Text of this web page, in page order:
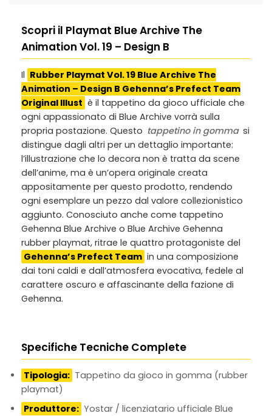
Scopri il Playmat Blue Archive The
Animation Vol. 19 – Design B
Il Rubber Playmat Vol. 19 Blue Archive The
Animation – Design B Gehenna’s Prefect Team
Original Illust è il tappetino da gioco ufficiale che
ogni appassionato di Blue Archive vorrà sulla
propria postazione. Questo tappetino in gomma si
distingue dagli altri per un dettaglio importante:
l’illustrazione che lo decora non è tratta da scene
dell’anime, ma è un’opera originale creata
appositamente per questo prodotto, rendendo
ogni esemplare un pezzo dal valore collezionistico
aggiunto. Conosciuto anche come tappetino
Gehenna Blue Archive o Blue Archive Gehenna
rubber playmat, ritrae le quattro protagoniste del
Gehenna’s Prefect Team in una composizione
dai toni caldi e dall’atmosfera evocativa, fedele al
carattere oscuro e affascinante della fazione di
Gehenna.
Specifiche Tecniche Complete
Tipologia: Tappetino da gioco in gomma (rubber
playmat)
Produttore: Yostar / licenziatario ufficiale Blue